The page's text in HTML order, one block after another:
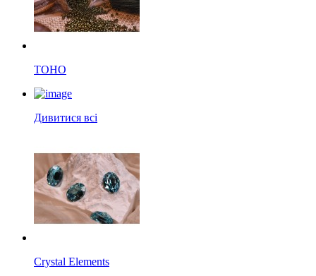
TOHO
Дивитися всі
Crystal Elements